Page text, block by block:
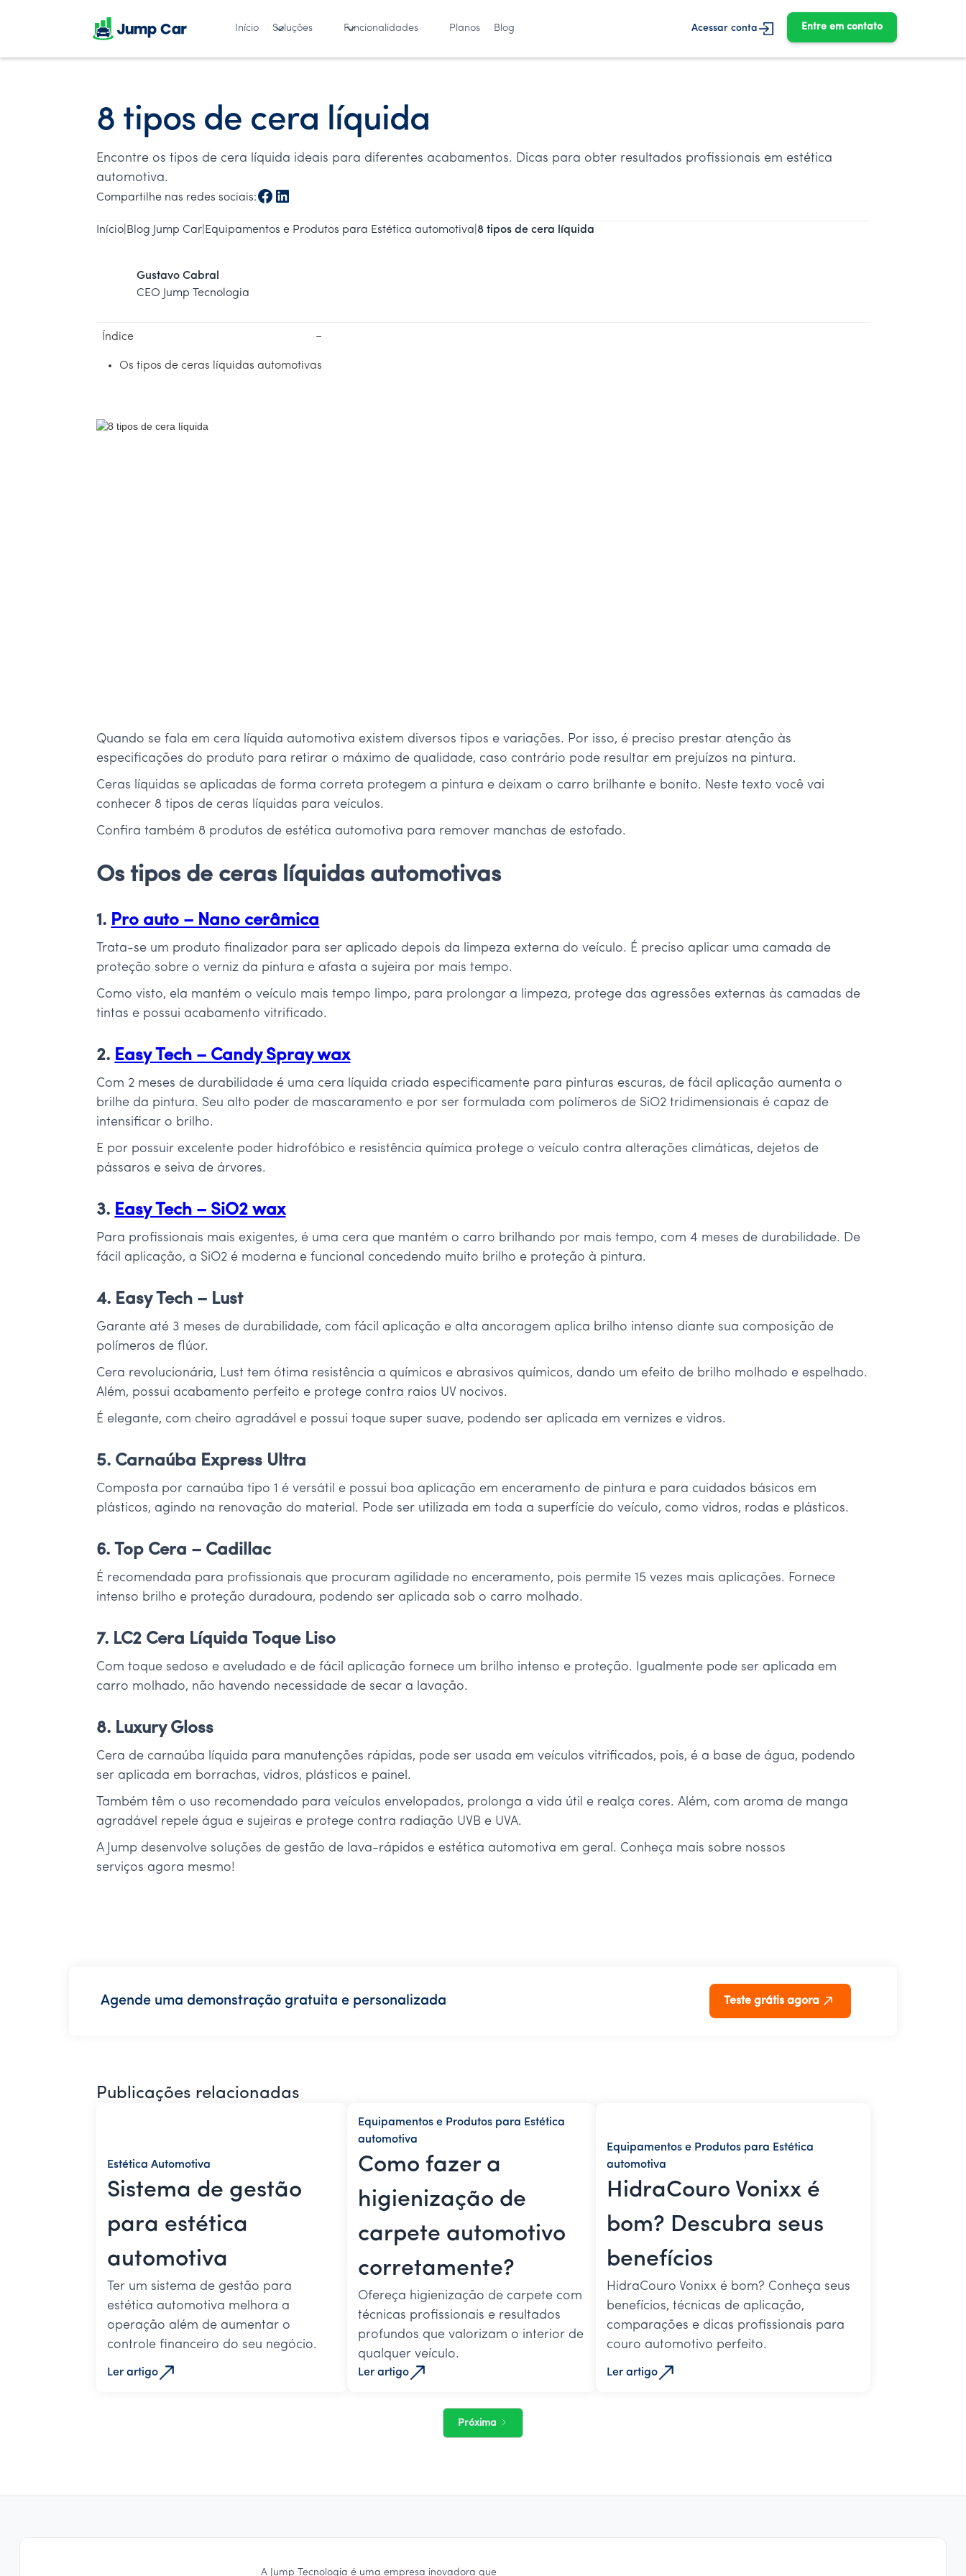
Início Soluções Funcionalidades Planos Blog Acessar conta Entre em contato
8 tipos de cera líquida
Encontre os tipos de cera líquida ideais para diferentes acabamentos. Dicas para obter resultados profissionais em estética
automotiva.
Compartilhe nas redes sociais:
Início Blog Jump Car Equipamentos e Produtos para Estética automotiva 8 tipos de cera líquida
Gustavo Cabral
CEO Jump Tecnologia
Índice −
Os tipos de ceras líquidas automotivas
Quando se fala em cera líquida automotiva existem diversos tipos e variações. Por isso, é preciso prestar atenção às
especificações do produto para retirar o máximo de qualidade, caso contrário pode resultar em prejuízos na pintura.
Ceras líquidas se aplicadas de forma correta protegem a pintura e deixam o carro brilhante e bonito. Neste texto você vai
conhecer 8 tipos de ceras líquidas para veículos.
Confira também 8 produtos de estética automotiva para remover manchas de estofado.
Os tipos de ceras líquidas automotivas
1. Pro auto – Nano cerâmica
Trata-se um produto finalizador para ser aplicado depois da limpeza externa do veículo. É preciso aplicar uma camada de
proteção sobre o verniz da pintura e afasta a sujeira por mais tempo.
Como visto, ela mantém o veículo mais tempo limpo, para prolongar a limpeza, protege das agressões externas às camadas de
tintas e possui acabamento vitrificado.
2. Easy Tech – Candy Spray wax
Com 2 meses de durabilidade é uma cera líquida criada especificamente para pinturas escuras, de fácil aplicação aumenta o
brilhe da pintura. Seu alto poder de mascaramento e por ser formulada com polímeros de SiO2 tridimensionais é capaz de
intensificar o brilho.
E por possuir excelente poder hidrofóbico e resistência química protege o veículo contra alterações climáticas, dejetos de
pássaros e seiva de árvores.
3. Easy Tech – SiO2 wax
Para profissionais mais exigentes, é uma cera que mantém o carro brilhando por mais tempo, com 4 meses de durabilidade. De
fácil aplicação, a SiO2 é moderna e funcional concedendo muito brilho e proteção à pintura.
4. Easy Tech – Lust
Garante até 3 meses de durabilidade, com fácil aplicação e alta ancoragem aplica brilho intenso diante sua composição de
polímeros de flúor.
Cera revolucionária, Lust tem ótima resistência a químicos e abrasivos químicos, dando um efeito de brilho molhado e espelhado.
Além, possui acabamento perfeito e protege contra raios UV nocivos.
É elegante, com cheiro agradável e possui toque super suave, podendo ser aplicada em vernizes e vidros.
5. Carnaúba Express Ultra
Composta por carnaúba tipo 1 é versátil e possui boa aplicação em enceramento de pintura e para cuidados básicos em
plásticos, agindo na renovação do material. Pode ser utilizada em toda a superfície do veículo, como vidros, rodas e plásticos.
6. Top Cera – Cadillac
É recomendada para profissionais que procuram agilidade no enceramento, pois permite 15 vezes mais aplicações. Fornece
intenso brilho e proteção duradoura, podendo ser aplicada sob o carro molhado.
7. LC2 Cera Líquida Toque Liso
Com toque sedoso e aveludado e de fácil aplicação fornece um brilho intenso e proteção. Igualmente pode ser aplicada em
carro molhado, não havendo necessidade de secar a lavação.
8. Luxury Gloss
Cera de carnaúba líquida para manutenções rápidas, pode ser usada em veículos vitrificados, pois, é a base de água, podendo
ser aplicada em borrachas, vidros, plásticos e painel.
Também têm o uso recomendado para veículos envelopados, prolonga a vida útil e realça cores. Além, com aroma de manga
agradável repele água e sujeiras e protege contra radiação UVB e UVA.
A Jump desenvolve soluções de gestão de lava-rápidos e estética automotiva em geral. Conheça mais sobre nossos
serviços agora mesmo!
Agende uma demonstração gratuita e personalizada Teste grátis agora
Publicações relacionadas
Estética Automotiva
Sistema de gestão
para estética
automotiva
Ter um sistema de gestão para
estética automotiva melhora a
operação além de aumentar o
controle financeiro do seu negócio.
Ler artigo
Equipamentos e Produtos para Estética
automotiva
Como fazer a
higienização de
carpete automotivo
corretamente?
Ofereça higienização de carpete com
técnicas profissionais e resultados
profundos que valorizam o interior de
qualquer veículo.
Ler artigo
Equipamentos e Produtos para Estética
automotiva
HidraCouro Vonixx é
bom? Descubra seus
benefícios
HidraCouro Vonixx é bom? Conheça seus
benefícios, técnicas de aplicação,
comparações e dicas profissionais para
couro automotivo perfeito.
Ler artigo
Próxima
A Jump Tecnologia é uma empresa inovadora que